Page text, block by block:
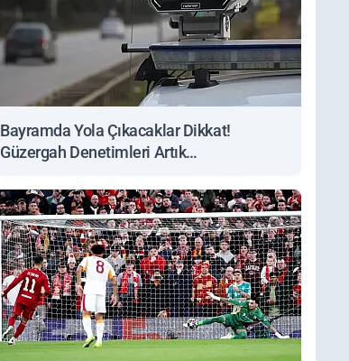
Bayramda Yola Çıkacaklar Dikkat!
Güzergah Denetimleri Artık